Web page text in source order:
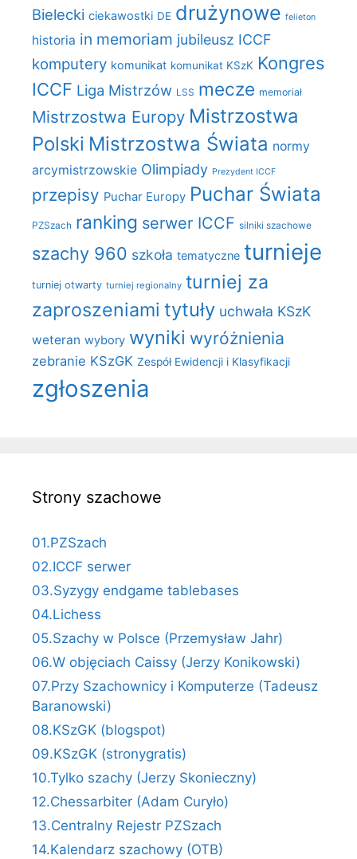
Bielecki ciekawostki DE drużynowe felieton
historia in memoriam jubileusz ICCF
komputery komunikat komunikat KSzK Kongres
ICCF Liga Mistrzów LSS mecze memoriał
Mistrzostwa Europy Mistrzostwa
Polski Mistrzostwa Świata normy
arcymistrzowskie Olimpiady Prezydent ICCF
przepisy Puchar Europy Puchar Świata
PZSzach ranking serwer ICCF silniki szachowe
szachy 960 szkoła tematyczne turnieje
turniej otwarty turniej regionalny turniej za
zaproszeniami tytuły uchwała KSzK
weteran wybory wyniki wyróżnienia
zebranie KSzGK Zespół Ewidencji i Klasyfikacji
zgłoszenia
Strony szachowe
01.PZSzach
02.ICCF serwer
03.Syzygy endgame tablebases
04.Lichess
05.Szachy w Polsce (Przemysław Jahr)
06.W objęciach Caissy (Jerzy Konikowski)
07.Przy Szachownicy i Komputerze (Tadeusz
Baranowski)
08.KSzGK (blogspot)
09.KSzGK (stronygratis)
10.Tylko szachy (Jerzy Skonieczny)
12.Chessarbiter (Adam Curyło)
13.Centralny Rejestr PZSzach
14.Kalendarz szachowy (OTB)